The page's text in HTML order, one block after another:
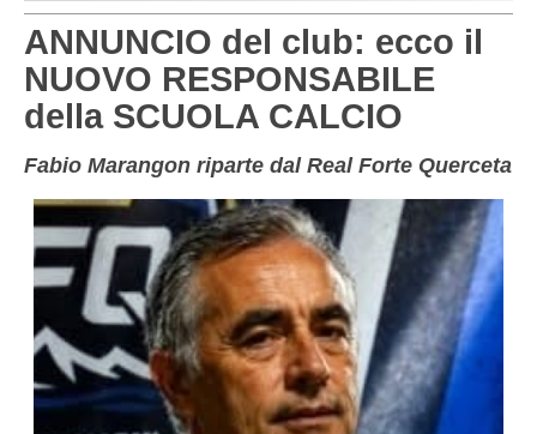
LIVORNO
LUCCA
MASSA CARRARA
PISA
PISTOIA
PRATO
Carica la tua Rosa
Beach soccer
Rappresentative regionali e provinciali
FIGC Toscana
Calcio femminile
Calcio a 5
Societa' piu'
Amatori AICS Lucca
ANNUNCIO del club: ecco il
NUOVO RESPONSABILE
della SCUOLA CALCIO
Fabio Marangon riparte dal Real Forte Querceta